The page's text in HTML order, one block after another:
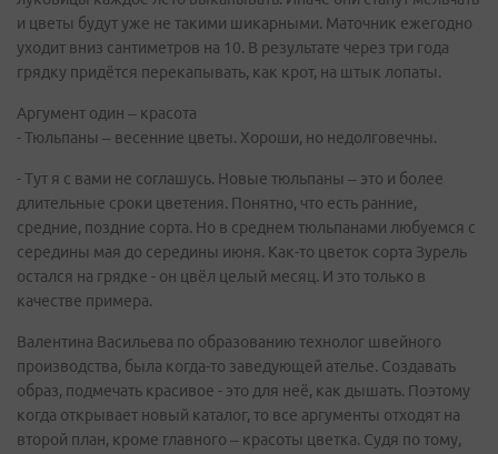
и цветы будут уже не такими шикарными. Маточник ежегодно
уходит вниз сантиметров на 10. В результате через три года
грядку придётся перекапывать, как крот, на штык лопаты.
Аргумент один – красота
- Тюльпаны – весенние цветы. Хороши, но недолговечны.
- Тут я с вами не соглашусь. Новые тюльпаны – это и более
длительные сроки цветения. Понятно, что есть ранние,
средние, поздние сорта. Но в среднем тюльпанами любуемся с
середины мая до середины июня. Как-то цветок сорта Зурель
остался на грядке - он цвёл целый месяц. И это только в
качестве примера.
Валентина Васильева по образованию технолог швейного
производства, была когда-то заведующей ателье. Создавать
образ, подмечать красивое - это для неё, как дышать. Поэтому
когда открывает новый каталог, то все аргументы отходят на
второй план, кроме главного – красоты цветка. Судя по тому,